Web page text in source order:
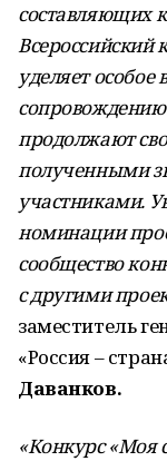
составляющих
Всероссийский
уделяет
продолжают
полученными
участниками.
номинации
сообщество
с другими
заместитель
«Россия –
Даванков.
«Конкурс «Моя